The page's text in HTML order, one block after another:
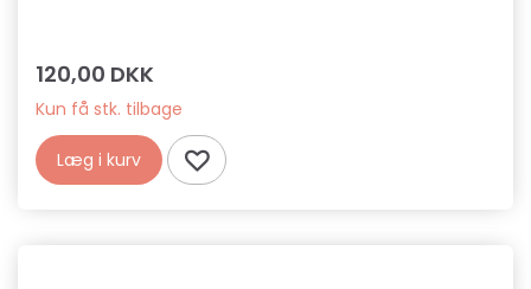
120,00 DKK
Kun få stk. tilbage
Læg i kurv